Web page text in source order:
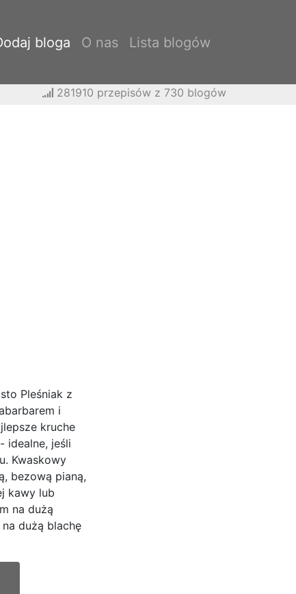
bloga O nas Lista blogów
281910 przepisów z 730 blogów
Pleśniak z
i
kruche
idealne, jeśli
Kwaskowy
bezową pianą,
kawy lub
na dużą
dużą blachę